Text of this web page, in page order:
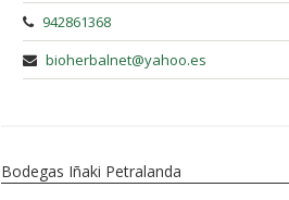
942861368
bioherbalnet@yahoo.es
Bodegas Iñaki Petralanda